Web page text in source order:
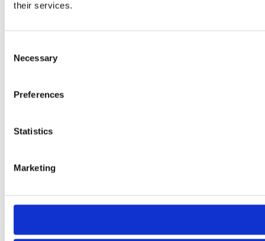
their services.
Selection
Necessary
Preferences
Statistics
Marketing